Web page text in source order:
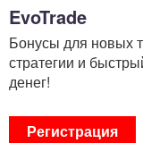
EvoTrade
Бонусы для новых
стратегии и
денег!
Регистрация